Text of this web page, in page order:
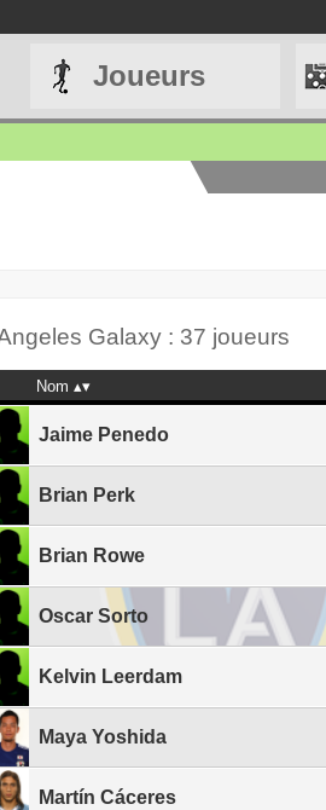
Joueurs
Galaxy : 37 joueurs
Nom
Jaime Penedo
Brian Perk
Brian Rowe
Oscar Sorto
Kelvin Leerdam
Maya Yoshida
Martín Cáceres